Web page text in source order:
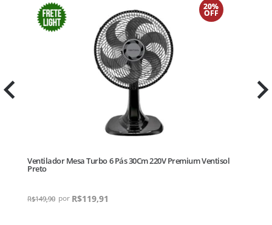
20%
OFF
Ventilador Mesa Turbo 6 Pás 30Cm 220V Premium Ventisol
Preto
R$149,90 R$119,91